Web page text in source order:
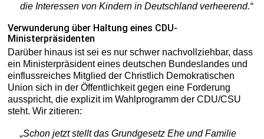
die Interessen von Kindern in Deutschland verheerend.“
Verwunderung über Haltung eines CDU-
Ministerpräsidenten
Darüber hinaus ist sei es nur schwer nachvollziehbar, dass
ein Ministerpräsident eines deutschen Bundeslandes und
einflussreiches Mitglied der Christlich Demokratischen
Union sich in der Öffentlichkeit gegen eine Forderung
ausspricht, die explizit im Wahlprogramm der CDU/CSU
steht. Wir zitieren:
„Schon jetzt stellt das Grundgesetz Ehe und Familie